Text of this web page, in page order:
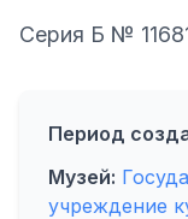
Серия Б №
Период
Музей:
учреждение